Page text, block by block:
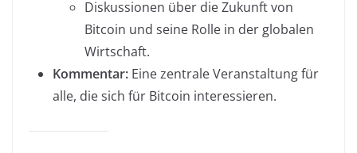
Diskussionen über die Zukunft von
Bitcoin und seine Rolle in der globalen
Wirtschaft.
Kommentar: Eine zentrale Veranstaltung für
alle, die sich für Bitcoin interessieren.